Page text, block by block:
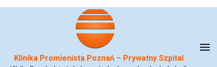
Skip
Enter)Klinika Promienista Poznań – Prywatny Szpital